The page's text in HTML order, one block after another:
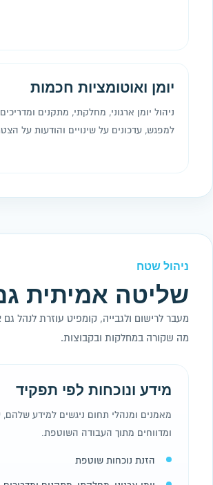
יומן ואוטומציות חכמות
ניהול יומן ארגוני, מחלקתי, מתקנים
למפגש, עדכונים על שינויים והודעות על
ניהול שטח
שליטה אמיתית
מעבר לרישום ולגבייה, קומפיט עוזרת לנהל
מה שקורה במחלקות ובקבוצות.
מידע ונוכחות לפי תפקיד
מאמנים ומנהלי תחום ניגשים למידע שלהם,
ומדווחים מתוך העבודה השוטפת.
הזנת נוכחות שוטפת